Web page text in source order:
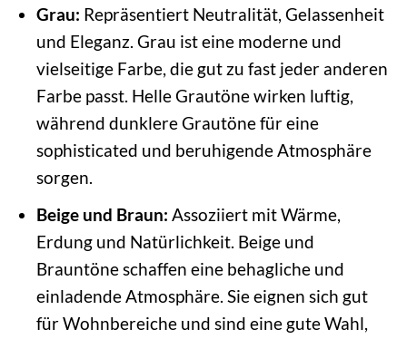
Grau: Repräsentiert Neutralität, Gelassenheit
und Eleganz. Grau ist eine moderne und
vielseitige Farbe, die gut zu fast jeder anderen
Farbe passt. Helle Grautöne wirken luftig,
während dunklere Grautöne für eine
sophisticated und beruhigende Atmosphäre
sorgen.
Beige und Braun: Assoziiert mit Wärme,
Erdung und Natürlichkeit. Beige und
Brauntöne schaffen eine behagliche und
einladende Atmosphäre. Sie eignen sich gut
für Wohnbereiche und sind eine gute Wahl,